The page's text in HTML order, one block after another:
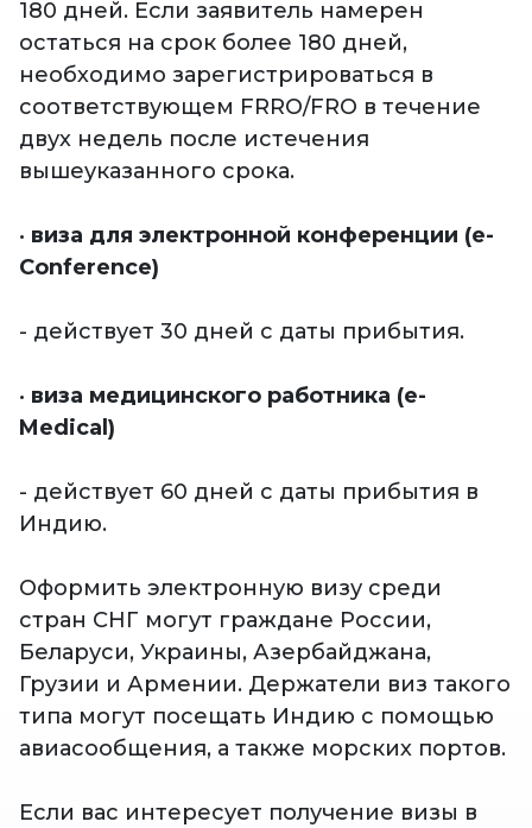
180 дней. Если заявитель намерен
остаться на срок более 180 дней,
необходимо зарегистрироваться в
соответствующем FRRO/FRO в течение
двух недель после истечения
вышеуказанного срока.
• виза для электронной конференции (e-
Conference)
- действует 30 дней с даты прибытия.
• виза медицинского работника (e-
Medical)
- действует 60 дней с даты прибытия в
Индию.
Оформить электронную визу среди
стран СНГ могут граждане России,
Беларуси, Украины, Азербайджана,
Грузии и Армении. Держатели виз такого
типа могут посещать Индию с помощью
авиасообщения, а также морских портов.
Если вас интересует получение визы в